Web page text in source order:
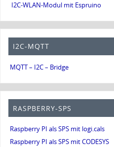
I2C-WLAN-Modul mit Espruino
I2C-MQTT
MQTT – I2C – Bridge
RASPBERRY-SPS
Raspberry PI als SPS mit logi.cals
Raspberry PI als SPS mit CODESYS